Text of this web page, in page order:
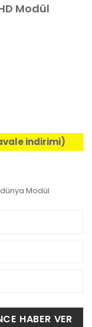
Modül
indirimi)
Modül
HABER VER